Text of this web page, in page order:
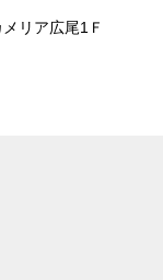
リア広尾1Ｆ